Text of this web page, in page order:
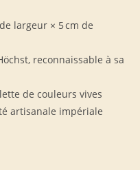
largeur × 5 cm de
reconnaissable à sa
de couleurs vives
artisanale impériale